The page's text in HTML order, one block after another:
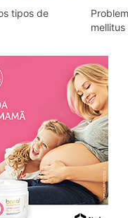
tipos de
mellitus